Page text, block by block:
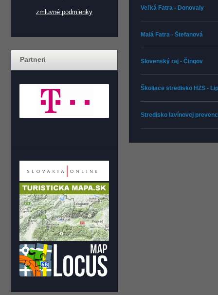
zmluvné podmienky
Partneri
Veľká Fatra - Donovaly
Malá Fatra - Štefanová
Slovenský raj - Čingov
Školiace stredisko HZS -
Stredisko lavínovej